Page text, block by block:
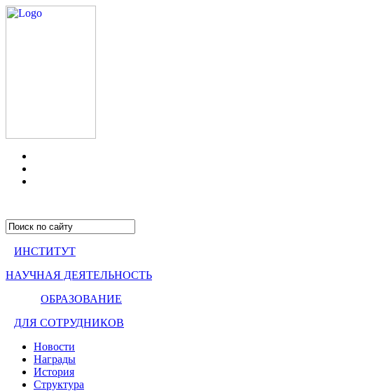
ИНСТИТУТ
НАУЧНАЯ ДЕЯТЕЛЬНОСТЬ
ОБРАЗОВАНИЕ
ДЛЯ СОТРУДНИКОВ
Новости
Награды
История
Структура